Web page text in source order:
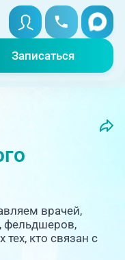
Записаться
Записаться
врачей,
фельдшеров,
кто связан с